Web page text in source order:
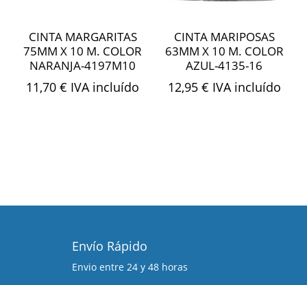
CINTA MARGARITAS
75MM X 10 M. COLOR
NARANJA-4197M10
11,70€ IVA incluído
CINTA MARIPOSAS
63MM X 10 M. COLOR
AZUL-4135-16
12,95 € IVA incluído
Envío Rápido
Envio entre 24 y 48 horas